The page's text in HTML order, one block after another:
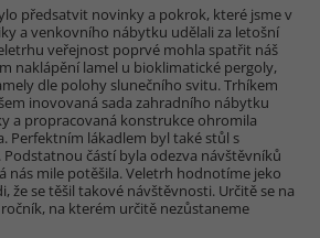
předsatvit novinky a pokrok, které jsme v
a venkovního nábytku udělali za letošní
veřejnost poprvé mohla spatřit náš
naklápění lamel u bioklimatické pergoly,
dle polohy slunečního svitu. Trhíkem
inovovaná sada zahradního nábytku
a propracovaná konstrukce ohromila
Perfektním lákadlem byl také stůl s
částí byla odezva návštěvníků
nás mile potěšila. Veletrh hodnotíme jeko
že se těšil takové návštěvnosti. Určitě se na
na kterém určitě nezůstaneme